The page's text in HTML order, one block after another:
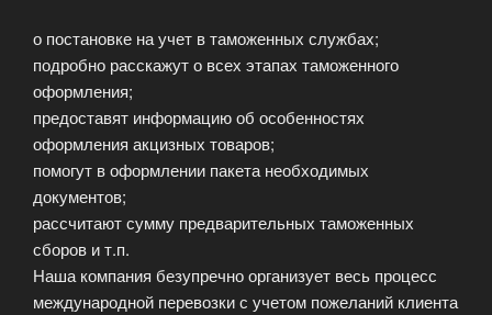
о постановке на учет в таможенных службах;
подробно расскажут о всех этапах таможенного
оформления;
предоставят информацию об особенностях
оформления акцизных товаров;
помогут в оформлении пакета необходимых
документов;
рассчитают сумму предварительных таможенных
сборов и т.п.
Наша компания безупречно организует весь процесс
международной перевозки с учетом пожеланий клиента